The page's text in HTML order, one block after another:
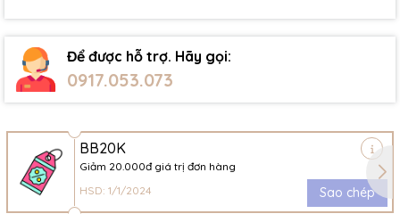
Để được hỗ trợ. Hãy gọi:
0917.053.073
BB20K
Giảm 20.000đ giá trị đơn hàng
HSD: 1/1/2024
Sao chép